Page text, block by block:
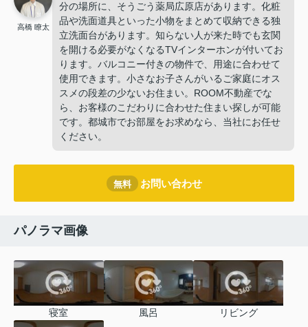
高橋 瞭太
分の場所に、そうごう薬局広原店があります。化粧
品や洗面道具といった小物をまとめて収納できる独
立洗面台があります。知らない人が来た時でも玄関
を開ける必要がなくなるTVインターホンが付いてお
ります。バルコニー付きの物件で、用途に合わせて
使用できます。小さなお子さんがいるご家庭にオス
スメの段差の少ないお住まい。ROOM不動産でな
ら、お客様のこだわりに合わせた住まい探しが可能
です。都城市でお部屋をお求めなら、当社にお任せ
ください。
無料 お問い合わせ
パノラマ画像
寝室 風呂 リビング